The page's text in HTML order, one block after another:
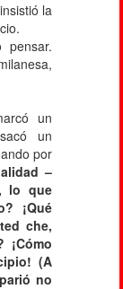
la
un
un
por
–
lo que
¡Qué
che,
¡Cómo
(A
no